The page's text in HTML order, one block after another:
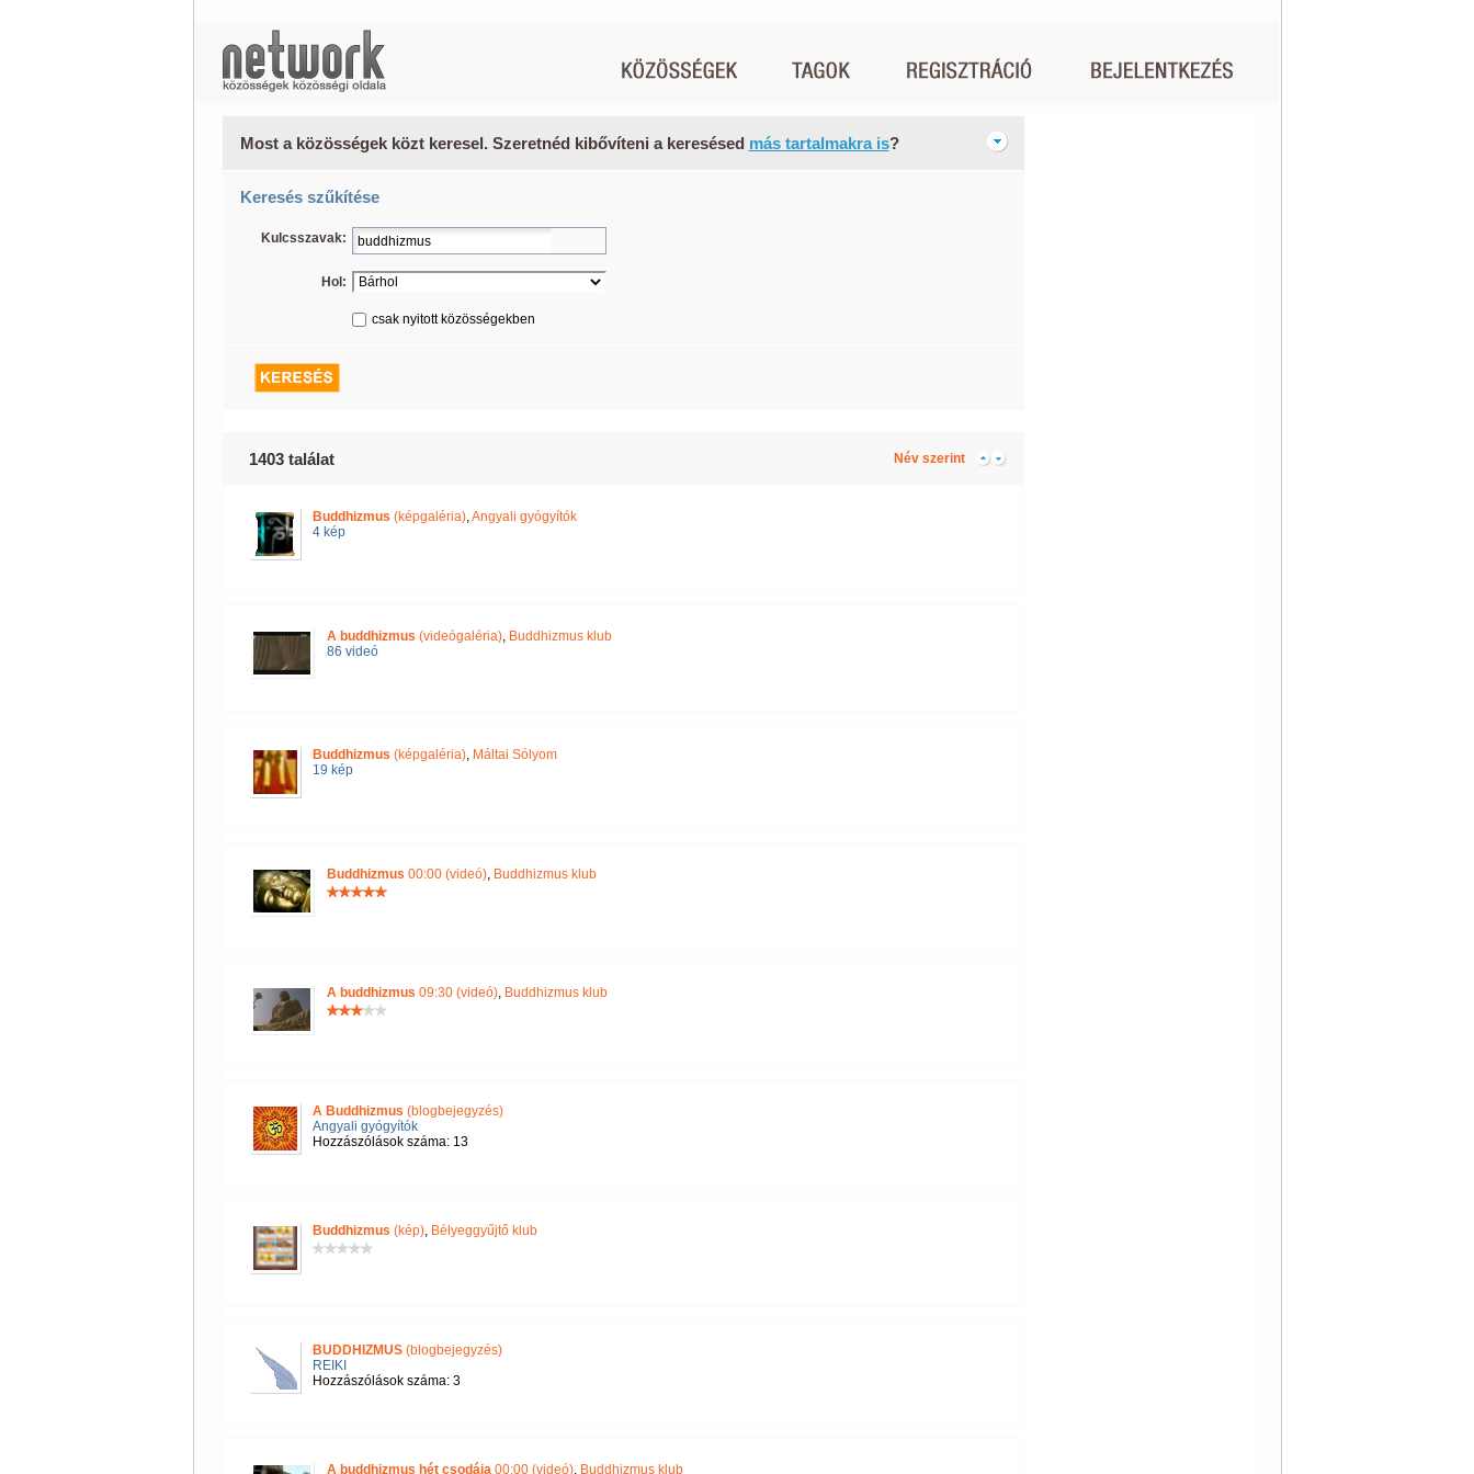
Most a közösségek közt keresel. Szeretnéd kibővíteni a keresésed más tartalmakra is?
Keresés szűkítése
Kulcsszavak:
Hol:
csak nyitott közösségekben
1403 találat Név szerint
Buddhizmus (képgaléria),Angyali gyógyítók
4 kép
A buddhizmus (videógaléria), Buddhizmus klub
86 videó
Buddhizmus (képgaléria), Máltai Sólyom
19 kép
Buddhizmus 00:00 (videó), Buddhizmus klub
A buddhizmus 09:30 (videó), Buddhizmus klub
A Buddhizmus (blogbejegyzés)
Angyali gyógyítók
Hozzászólások száma: 13
Buddhizmus (kép), Bélyeggyűjtő klub
BUDDHIZMUS(blogbejegyzés)
REIKI
Hozzászólások száma: 3
A buddhizmus hét csodája00:00 (videó), Buddhizmus klub